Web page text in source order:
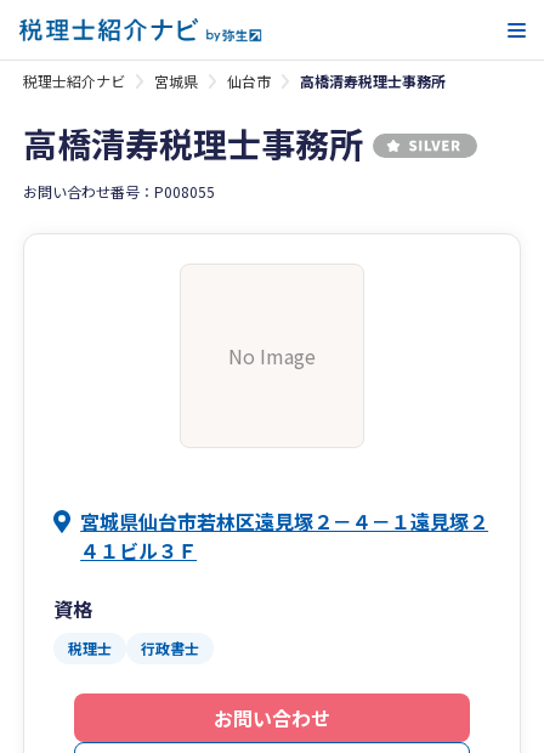
税理士紹介ナビ 宮城県 仙台市 高橋清寿税理士事務所
高橋清寿税理士事務所
お問い合わせ番号：P008055
No Image
宮城県仙台市若林区遠見塚２－４－１遠見塚２
４１ビル３Ｆ
資格
税理士 行政書士
お問い合わせ